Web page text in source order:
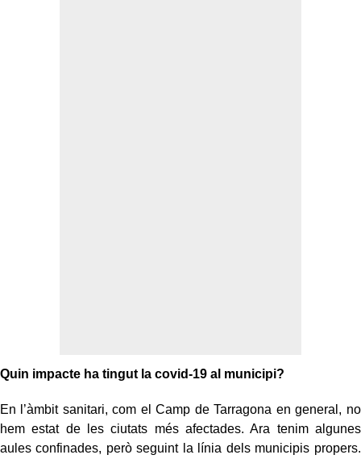
Quin impacte ha tingut la covid-19 al municipi?
En l’àmbit sanitari, com el Camp de Tarragona en general, no
hem estat de les ciutats més afectades. Ara tenim algunes
aules confinades, però seguint la línia dels municipis propers.